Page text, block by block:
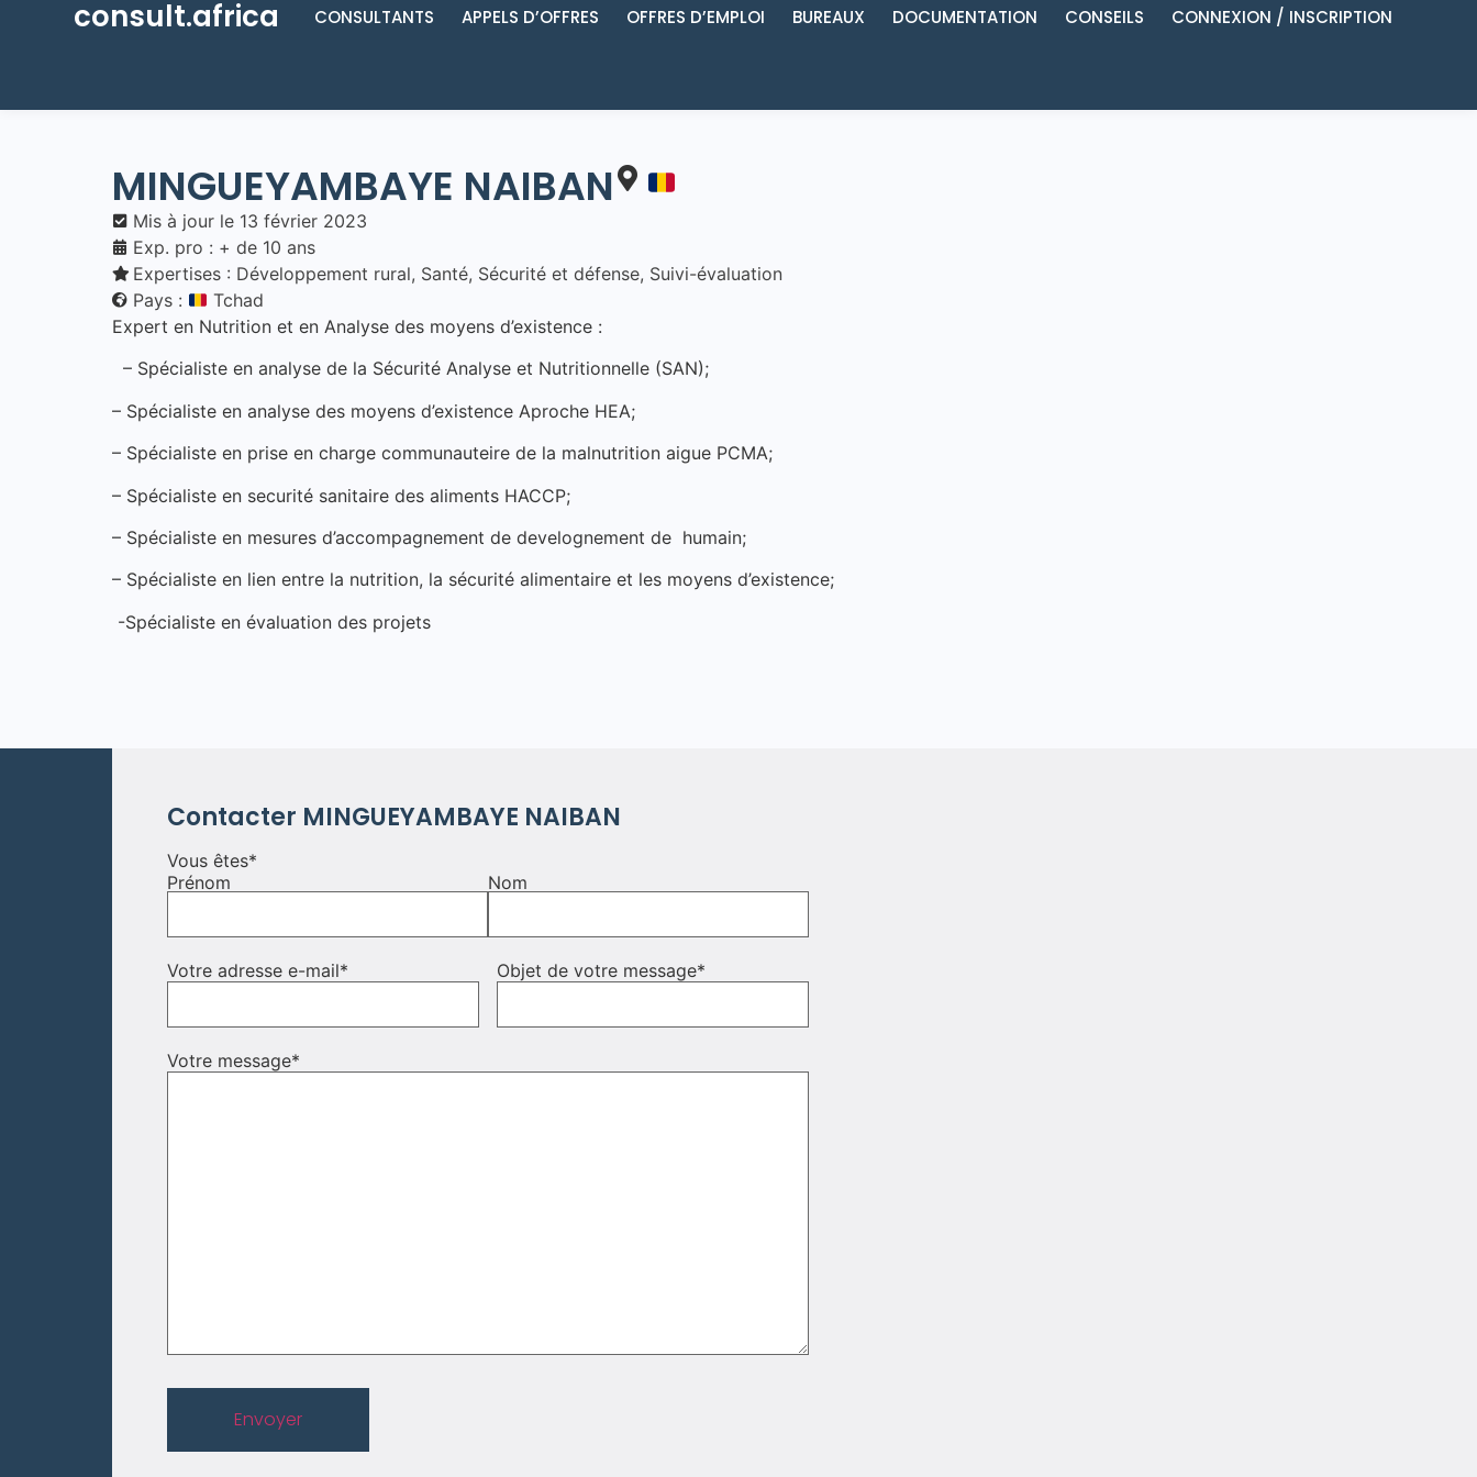
consult.africa CONSULTANTS APPELS D’OFFRES OFFRES D’EMPLOI BUREAUX DOCUMENTATION CONSEILS CONNEXION / INSCRIPTION
MINGUEYAMBAYE NAIBAN
Mis à jour le 13 février 2023
Exp. pro : + de 10 ans
Expertises : Développement rural, Santé, Sécurité et défense, Suivi-évaluation
Pays :
Tchad
Expert en Nutrition et en Analyse des moyens d’existence :
– Spécialiste en analyse de la Sécurité Analyse et Nutritionnelle (SAN);
– Spécialiste en analyse des moyens d’existence Aproche HEA;
– Spécialiste en prise en charge communauteire de la malnutrition aigue PCMA;
– Spécialiste en securité sanitaire des aliments HACCP;
– Spécialiste en mesures d’accompagnement de develognement de humain;
– Spécialiste en lien entre la nutrition, la sécurité alimentaire et les moyens d’existence;
-Spécialiste en évaluation des projets
Contacter MINGUEYAMBAYE NAIBAN
Vous êtes*
Prénom
Nom
Votre adresse e-mail* Objet de votre message*
Votre message*
Envoyer